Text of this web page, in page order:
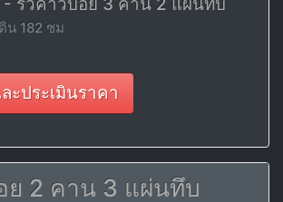
น 182 ซม
ะประเมินราคา
ย 2 คาน 3 แผ่นทึบ